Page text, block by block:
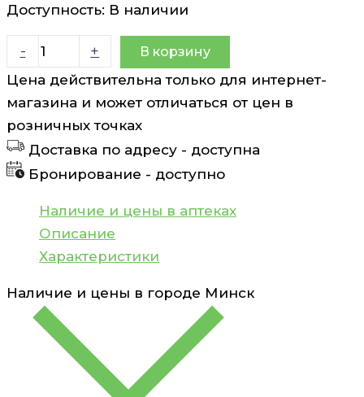
Доступность: В наличии
-
Количество
товара
Каламин
для
детей
skineywa
Каламин
+ В корзину
Цена действительна только для интернет-
магазина и может отличаться от цен в
розничных точках
Доставка по адресу - доступна
Бронирование - доступно
Наличие и цены в аптеках
Описание
Характеристики
Наличие и цены в городе Минск